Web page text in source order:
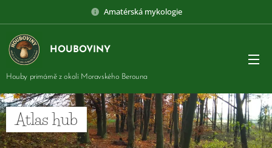
Amatérská mykologie
HOUBOVINY
Houby primárně z okolí Moravského Berouna
Atlas hub